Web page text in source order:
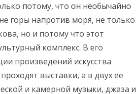
потому, что он необычайно
горы напротив моря, не только
но и потому что этот
комплекс. В его
произведений искусства
выставки, а в двух ее
и камерной музыки, джаза и